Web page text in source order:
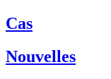
Cas
Nouvelles